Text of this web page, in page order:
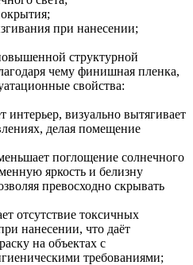
при нанесении;
структурной
чему финишная пленка,
свойства:
интерьер, визуально вытягивает
делая помещение
поглощение солнечного
яркость и белизну
превосходно скрывать
отсутствие токсичных
нанесении, что даёт
на объектах с
требованиями;